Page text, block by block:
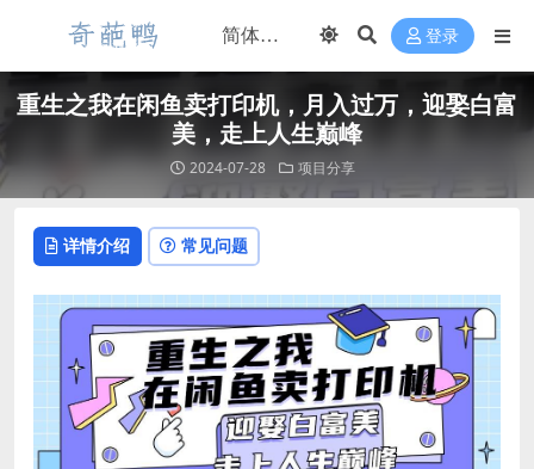
登录
重生之我在闲鱼卖打印机，月入过万，迎娶白富
美，走上人生巅峰
2024-07-28 项目分享
详情介绍 常见问题